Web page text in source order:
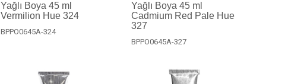
Yağlı Boya 45 ml
Vermilion Hue 324
BPPO0645A-324
Yağlı Boya 45 ml
Cadmium Red Pale Hue
327
BPPO0645A-327